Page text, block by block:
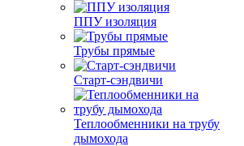
ППУ изоляция
Трубы прямые
Старт-сэндвичи
Теплообменники на трубу
дымохода